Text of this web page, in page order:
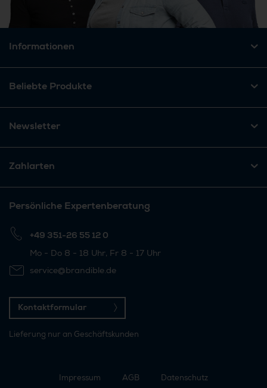
Informationen
Beliebte Produkte
Newsletter
Zahlarten
Persönliche Expertenberatung
+49 351-26 55 12 0
Mo - Do 8 - 18 Uhr, Fr 8 - 17 Uhr
service@brandible.de
Kontaktformular
Lieferung nur an Geschäftskunden
Impressum AGB Datenschutz